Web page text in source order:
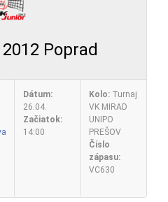
Poprad
Dátum:
26.04.
Začiatok:
14:00
Kolo: Turnaj
VK MIRAD
UNIPO
PREŠOV
Číslo
zápasu:
VC630